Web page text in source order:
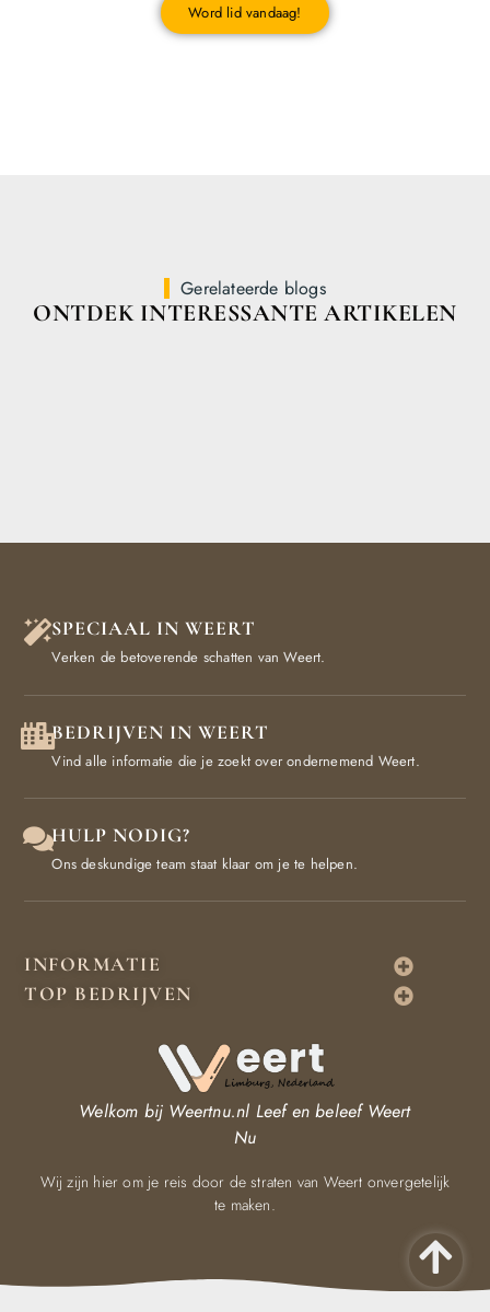
Word lid vandaag!
Gerelateerde blogs
ONTDEK INTERESSANTE ARTIKELEN
SPECIAAL IN WEERT
Verken de betoverende schatten van Weert.
BEDRIJVEN IN WEERT
Vind alle informatie die je zoekt over ondernemend Weert.
HULP NODIG?
Ons deskundige team staat klaar om je te helpen.
INFORMATIE
TOP BEDRIJVEN
Welkom bij Weertnu.nl Leef en beleef Weert
Nu
Wij zijn hier om je reis door de straten van Weert onvergetelijk
te maken.